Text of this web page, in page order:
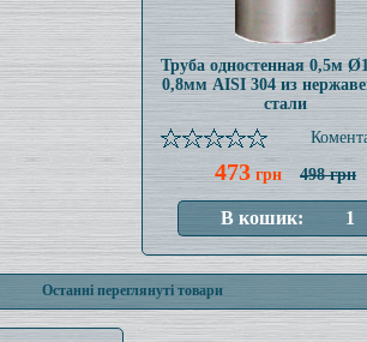
Труба одностенная 0,5м
0,8мм AISI 304 из
стали
473 грн 498 грн
Останні переглянуті товари